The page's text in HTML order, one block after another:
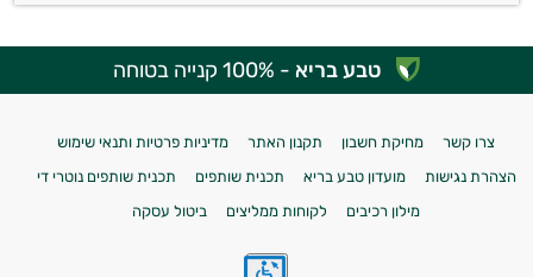
טבע בריא - 100% קנייה בטוחה
צרו קשר מחיקת חשבון תקנון האתר
מדיניות פרטיות ותנאי שימוש
הצהרת נגישות
מועדון טבע בריא תכנית שותפים
תכנית שותפים נוטרי די
מילון רכיבים
לקוחות ממליצים ביטול עסקה